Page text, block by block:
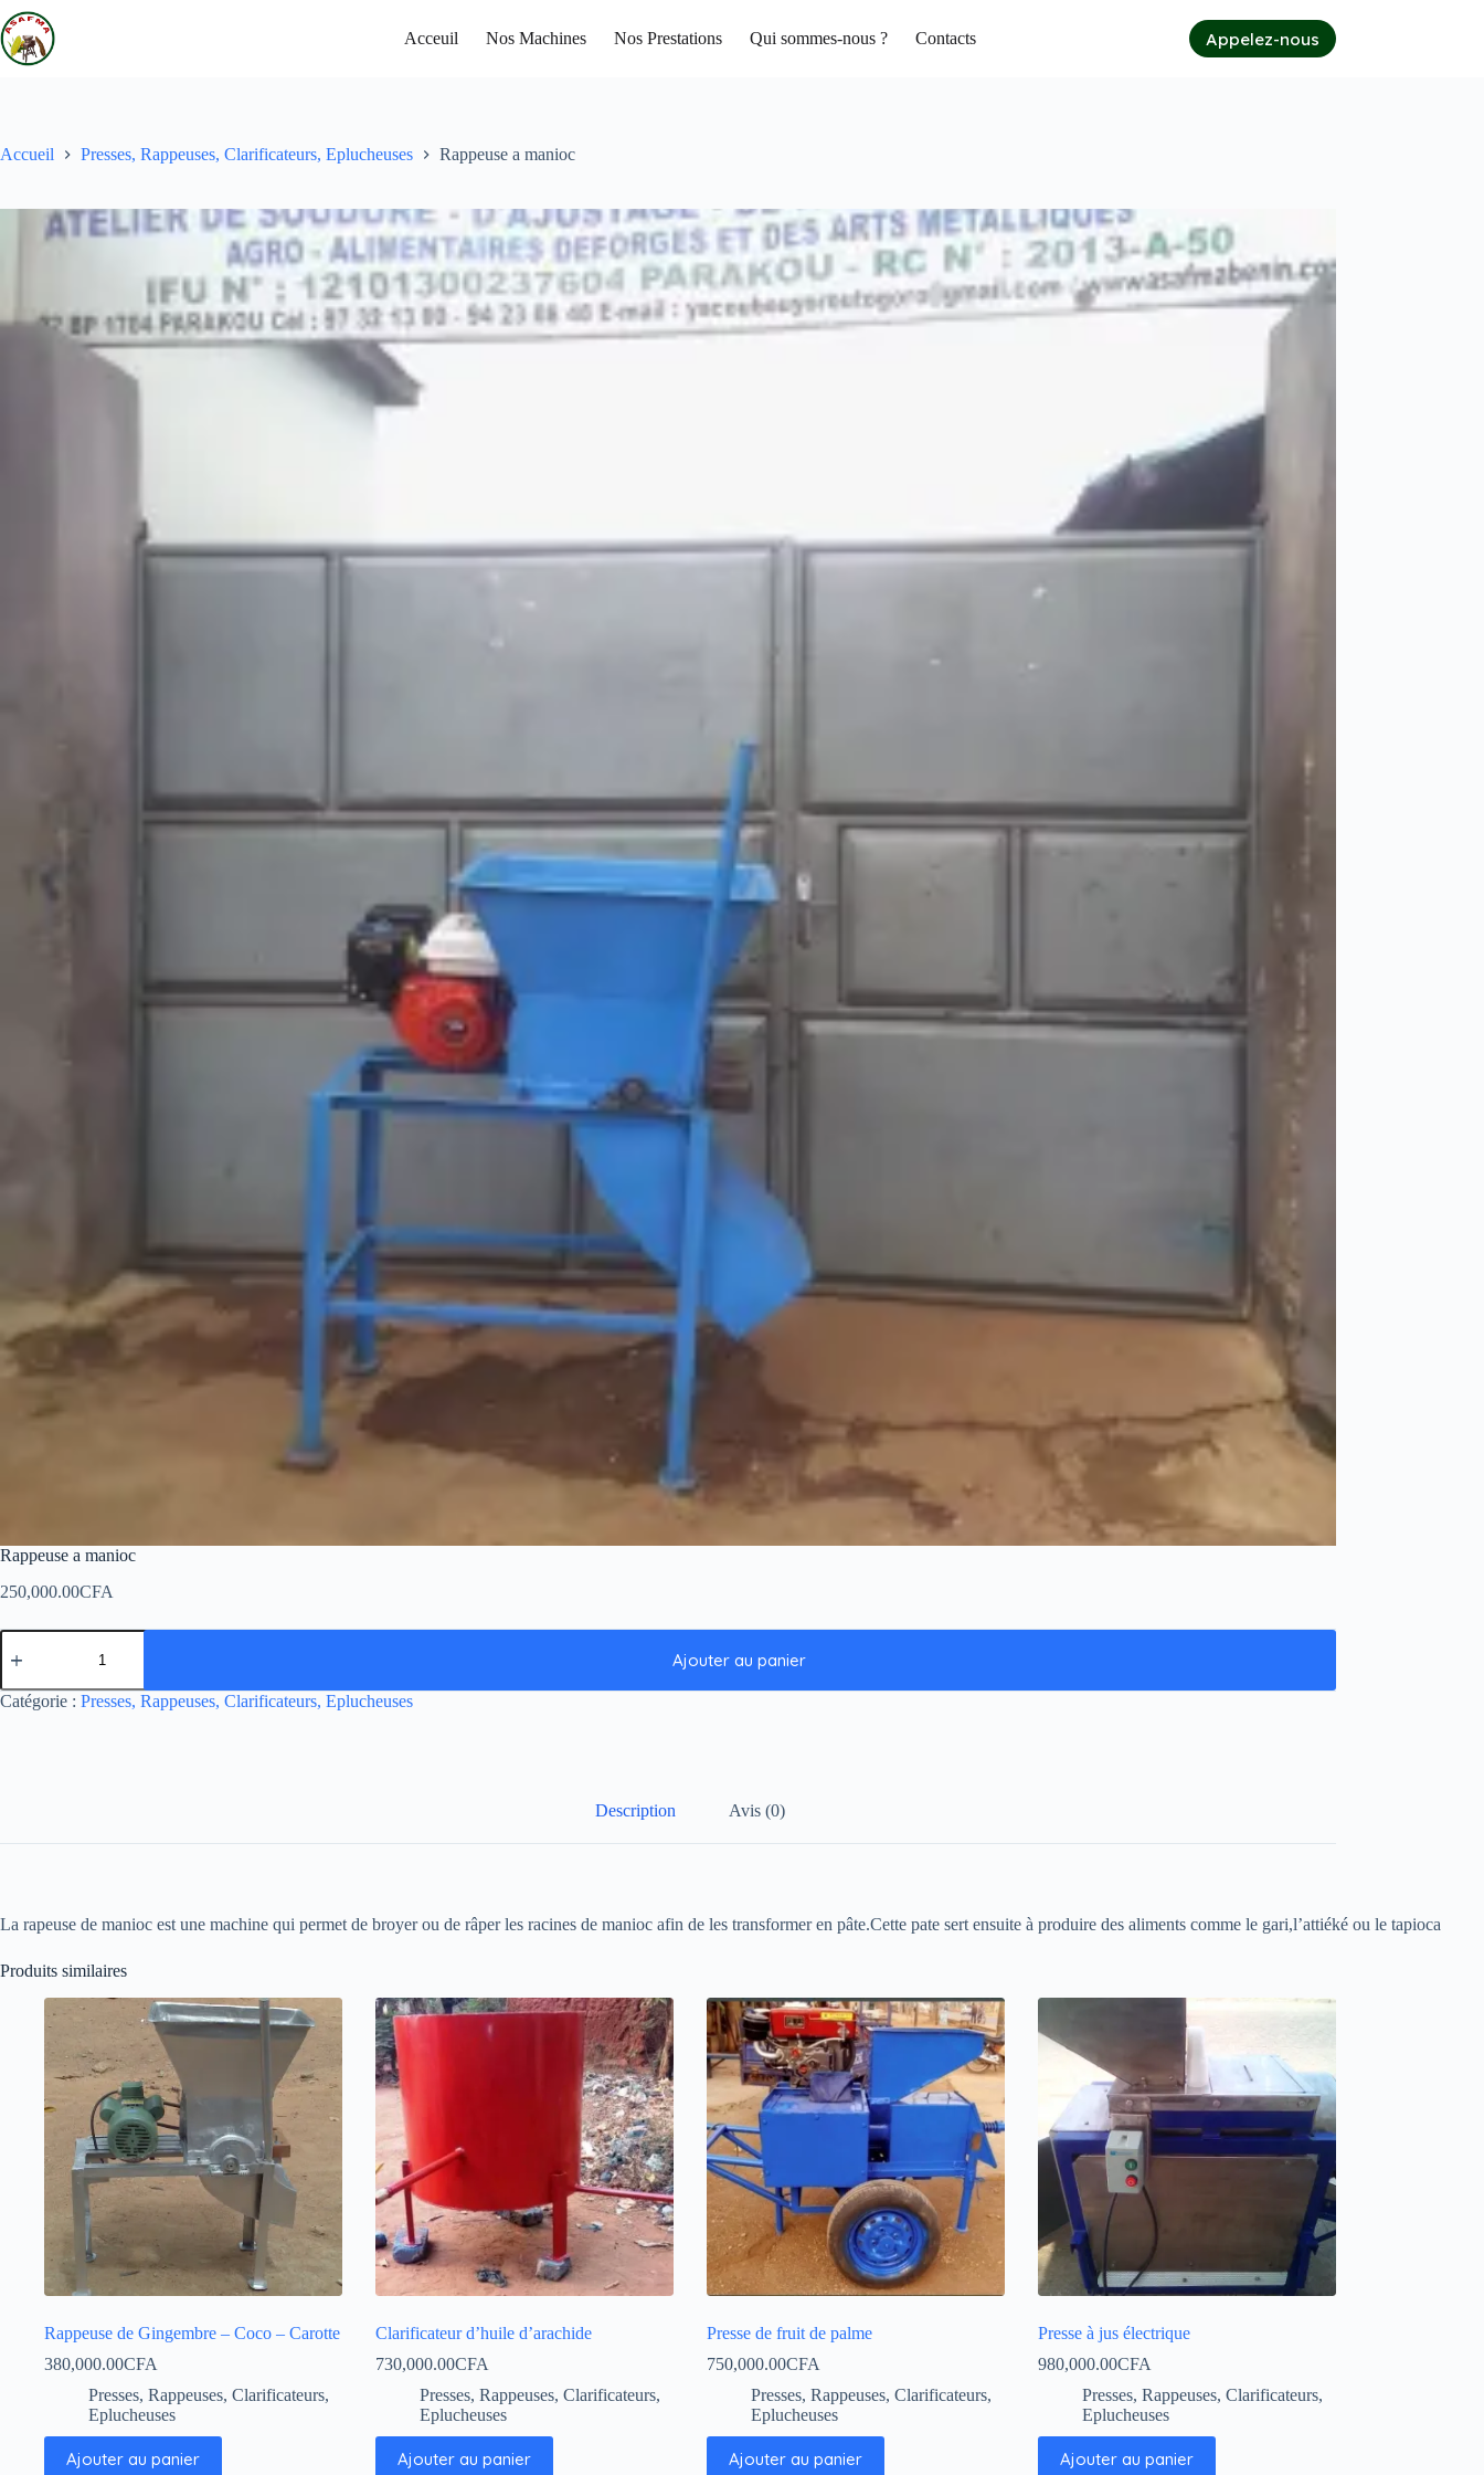
Acceuil Nos Machines Nos Prestations Qui sommes-nous ? Contacts Appelez-nous
Accueil Presses, Rappeuses, Clarificateurs, Eplucheuses Rappeuse a manioc
Rappeuse a manioc
250,000.00CFA
Ajouter au panier
Catégorie : Presses, Rappeuses, Clarificateurs, Eplucheuses
Description Avis (0)
La rapeuse de manioc est une machine qui permet de broyer ou de râper les racines de manioc afin de les transformer en pâte.Cette pate sert ensuite à produire des aliments comme le gari,l’attiéké ou le tapioca
Produits similaires
Rappeuse de Gingembre – Coco – Carotte
380,000.00CFA
Presses, Rappeuses, Clarificateurs,
Eplucheuses
Ajouter au panier
Clarificateur d’huile d’arachide
730,000.00CFA
Presses, Rappeuses, Clarificateurs,
Eplucheuses
Ajouter au panier
Presse de fruit de palme
750,000.00CFA
Presses, Rappeuses, Clarificateurs,
Eplucheuses
Ajouter au panier
Presse à jus électrique
980,000.00CFA
Presses, Rappeuses, Clarificateurs,
Eplucheuses
Ajouter au panier